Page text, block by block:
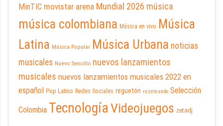
MinTIC movistar arena Mundial 2026 música
música colombiana Música en vivo Música
Latina Música Popular Música Urbana noticias
musicales Nuevo Sencillo nuevos lanzamientos
musicales nuevos lanzamientos musicales 2022 en
español Pop Latino Redes Sociales reguetón rezeteando Selección
Colombia TecnologíaVideojuegos zetadj